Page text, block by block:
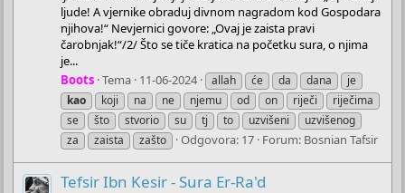
ljude! A vjernike obraduj divnom nagradom kod Gospodara
njihova!“ Nevjernici govore: „Ovaj je zaista pravi
čarobnjak!“/2/ Što se tiče kratica na početku sura, o njima
je...
Boots Tema 11-06-2024 allah će da dana
je
kao
koji na ne njemu od on riječi
riječima
se
što stvorio su tj to uzvišeni
uzvišenog
za
zaista zašto Odgovora: 17 Forum: Bosnian Tafsir
Tefsir Ibn Kesir - Sura Er-Ra'd